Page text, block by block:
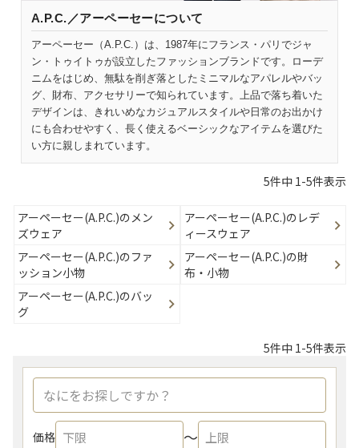
A.P.C.／アーペーセーについて
アーペーセー（A.P.C.）は、1987年にフランス・パリでジャ
ン・トゥイトゥが設立したファッションブランドです。ローデ
ニムをはじめ、無駄を削ぎ落としたミニマルなアパレルやバッ
グ、財布、アクセサリーで知られています。上品で落ち着いた
デザインは、きれいめなカジュアルスタイルや日常のお出かけ
にも合わせやすく、長く使えるベーシックなアイテムを選びた
い方に親しまれています。
5件中 1-5件表示
アーペーセー(A.P.C.)のメン
ズウェア
アーペーセー(A.P.C.)のレデ
ィースウェア
アーペーセー(A.P.C.)のファ
ッション小物
アーペーセー(A.P.C.)の財
布・小物
アーペーセー(A.P.C.)のバッ
グ
5件中 1-5件表示
価格 〜